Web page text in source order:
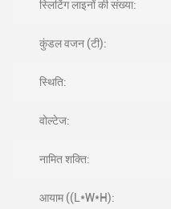
स्लिटिंग लाइनों की संख्या:
कुंडल वजन (टी):
स्थिति:
वोल्टेज:
नामित शक्ति:
आयाम ((L*W*H):